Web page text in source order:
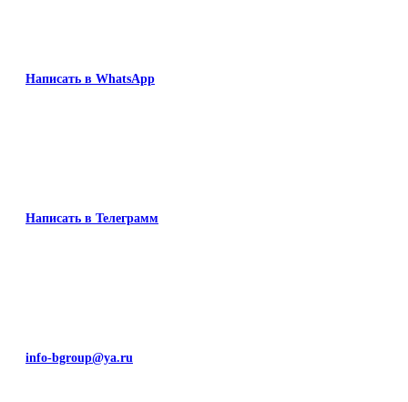
Написать в WhatsApp
Написать в Телеграмм
info-bgroup@ya.ru